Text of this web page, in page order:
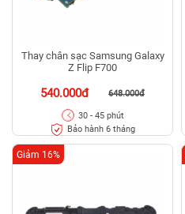
Thay chân sạc Samsung Galaxy
Z Flip F700
540.000đ 648.000đ
30 - 45 phút
Bảo hành 6 tháng
Giảm 16%